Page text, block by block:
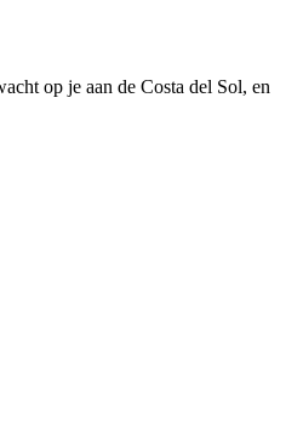
op je aan de Costa del Sol, en